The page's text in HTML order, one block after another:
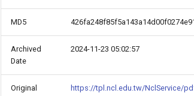
MD5
Archived
Date
2024-11-23 05:02:57
Original
https://tpl.ncl.edu.tw/NclService/